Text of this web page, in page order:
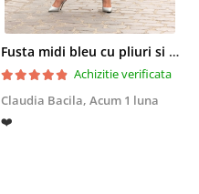
Fusta midi bleu cu pliuri si buzunare
Achizitie verificata
Claudia Bacila, Acum 1 luna
❤️